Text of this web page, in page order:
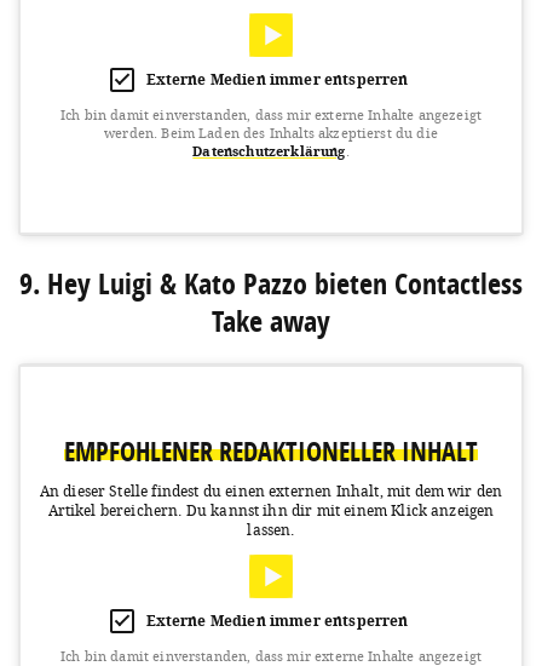
Externe Medien immer entsperren
Ich bin damit einverstanden, dass mir externe Inhalte angezeigt
werden. Beim Laden des Inhalts akzeptierst du die
Datenschutzerklärung
A post shared by Nes Coffee Munich (@nescoffee.munich)
9. Hey Luigi & Kato Pazzo bieten Contactless
Take away
EMPFOHLENER REDAKTIONELLER INHALT
An dieser Stelle findest du einen externen Inhalt, mit dem wir den
Artikel bereichern. Du kannst ihn dir mit einem Klick anzeigen
lassen.
Externe Medien immer entsperren
Ich bin damit einverstanden, dass mir externe Inhalte angezeigt